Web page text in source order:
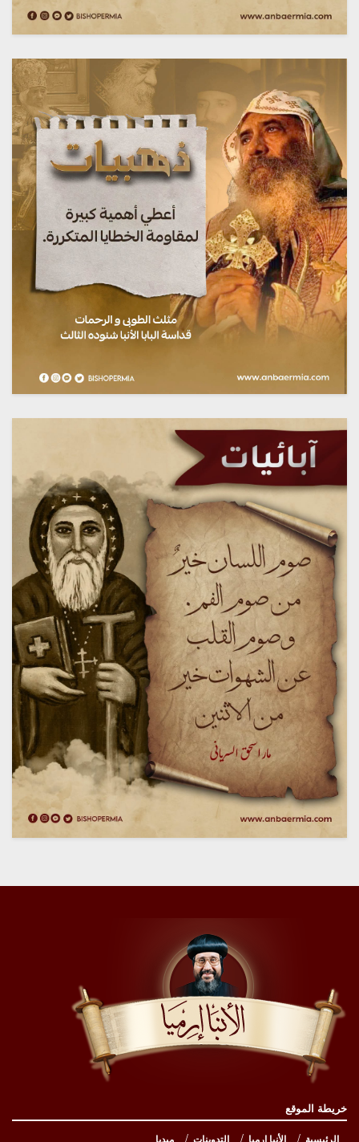
خريطة الموقع
الرئيسية الأنبا إرميا التدوينات ميديا